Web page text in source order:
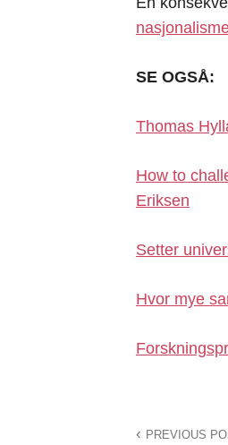
SE OGSÅ:
Thomas
How to
Eriksen
Setter
Hvor mye
PREVIOUS